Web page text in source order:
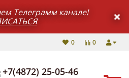
Телеграмм канале!
0
0
+7(4872) 25-05-46